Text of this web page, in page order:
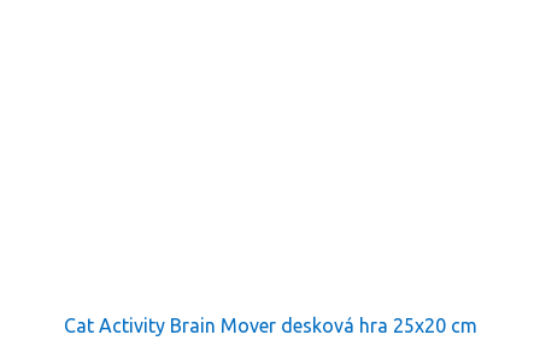
Cat Activity Brain Mover desková hra 25x20 cm